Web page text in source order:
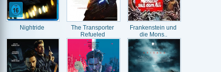
Nightride
The Transporter
Refueled
Frankenstein und
die Mons..